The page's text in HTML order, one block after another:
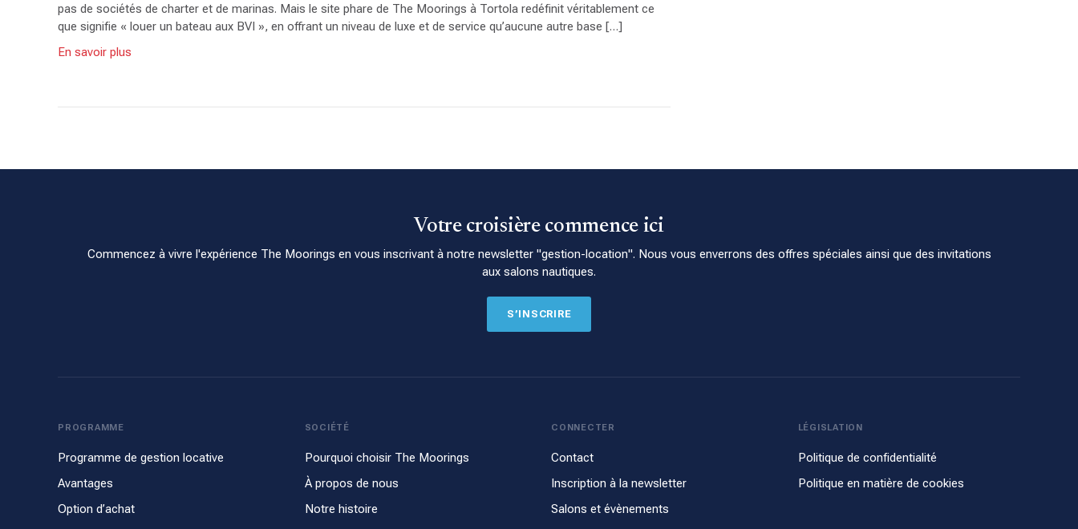
pas de sociétés de charter et de marinas. Mais le site phare de The Moorings à Tortola redéfinit véritablement ce
que signifie « louer un bateau aux BVI », en offrant un niveau de luxe et de service qu’aucune autre base […]
En savoir plus
Votre croisière commence ici
Commencez à vivre l'expérience The Moorings en vous inscrivant à notre newsletter "gestion-location". Nous vous enverrons des offres spéciales ainsi que des invitations
aux salons nautiques.
S’INSCRIRE
PROGRAMME
Programme de gestion locative
Avantages
Option d’achat
SOCIÉTÉ
Pourquoi choisir The Moorings
À propos de nous
Notre histoire
CONNECTER
Contact
Inscription à la newsletter
Salons et évènements
LÉGISLATION
Politique de confidentialité
Politique en matière de cookies